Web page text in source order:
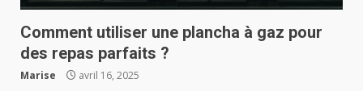
Comment utiliser une plancha à gaz pour
des repas parfaits ?
Marise avril 16, 2025